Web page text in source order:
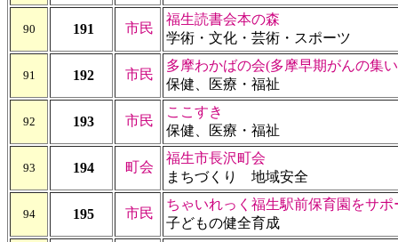
90 191 市民
福生読書会本の森
学術・文化・芸術・スポーツ
91 192 市民
多摩わかばの会(多摩早期がんの集
保健、医療・福祉
92 193 市民
ここすき
保健、医療・福祉
93 194 町会
福生市長沢町会
まちづくり 地域安全
94 195 市民
ちゃいれっく福生駅前保育園をサポ
子どもの健全育成